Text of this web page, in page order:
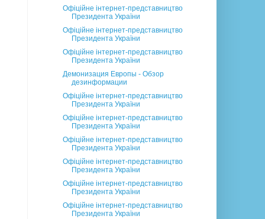
Офіційне інтернет-представництво
Президента України
Офіційне інтернет-представництво
Президента України
Офіційне інтернет-представництво
Президента України
Демонизация Европы - Обзор
дезинформации
Офіційне інтернет-представництво
Президента України
Офіційне інтернет-представництво
Президента України
Офіційне інтернет-представництво
Президента України
Офіційне інтернет-представництво
Президента України
Офіційне інтернет-представництво
Президента України
Офіційне інтернет-представництво
Президента України